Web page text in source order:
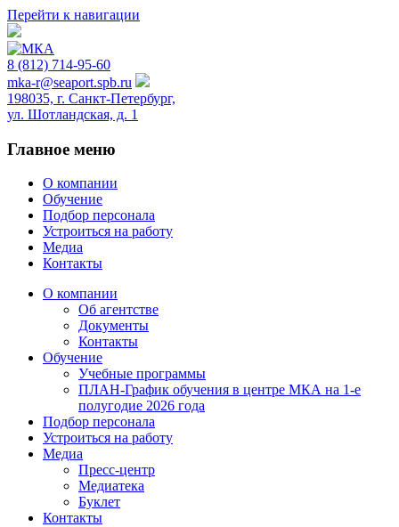
Перейти к навигации
8 (812) 714-95-60
mka-r@seaport.spb.ru
198035, г. Санкт-Петербург,
ул. Шотландская, д. 1
Главное меню
О компании
Обучение
Подбор персонала
Устроиться на работу
Медиа
Контакты
О компании
Об агентстве
Документы
Контакты
Обучение
Учебные программы
ПЛАН-График обучения в центре МКА на 1-е
полугодие 2026 года
Подбор персонала
Устроиться на работу
Медиа
Пресс-центр
Медиатека
Буклет
Контакты